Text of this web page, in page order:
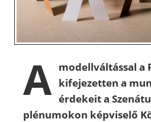
A modellváltással a
kifejezetten a
érdekeit a
plénumokon képviselő